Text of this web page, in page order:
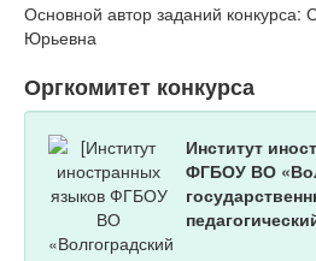
Основной автор заданий конкурса:
Юрьевна
Оргкомитет конкурса
Институт
ФГБОУ ВО